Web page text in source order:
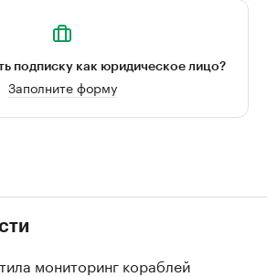
подписку как юридическое лицо?
Заполните форму
мониторинг кораблей